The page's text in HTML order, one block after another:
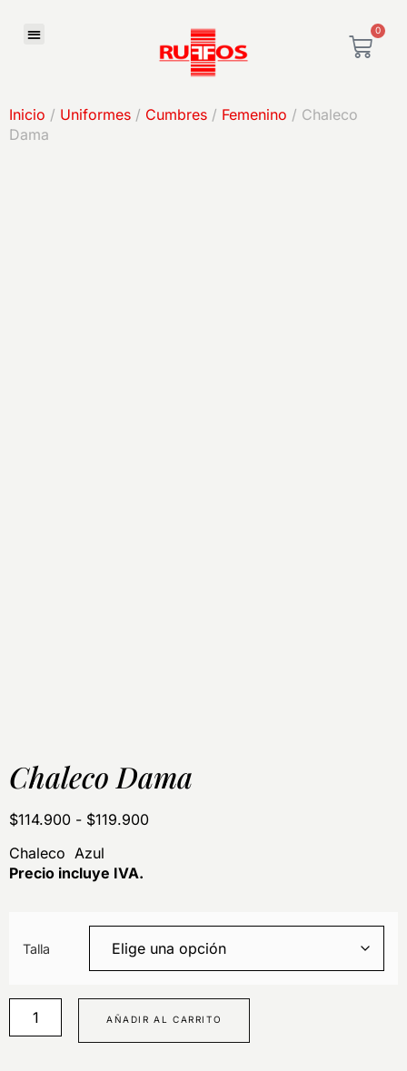
0
Inicio / Uniformes / Cumbres / Femenino / Chaleco
Dama
Chaleco Dama
$114.900 - $119.900
Chaleco Azul
Precio incluye IVA.
Talla
AÑADIR AL CARRITO